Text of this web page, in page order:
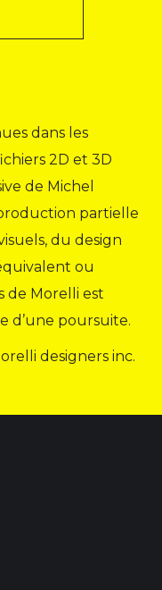
dans les
2D et 3D
de Michel
partielle
du design
ou
de Morelli est
d’une poursuite.
designers inc.